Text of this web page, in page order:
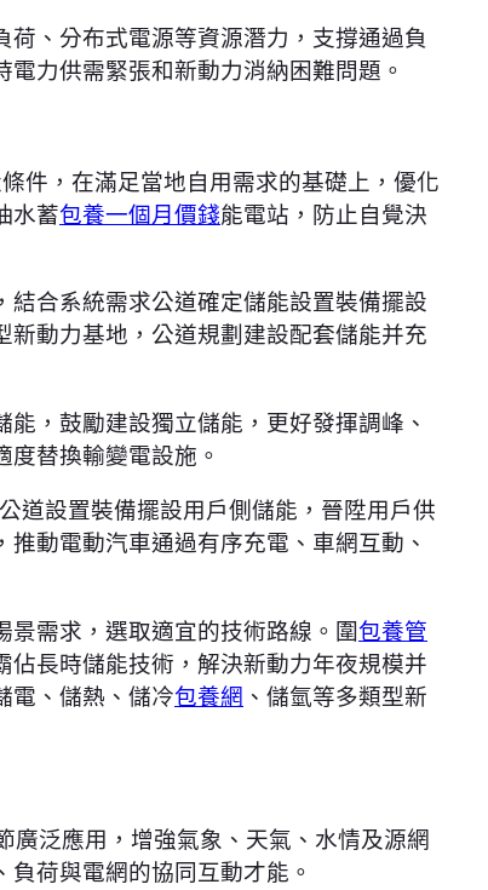
荷、分布式電源等資源潛力，支撐通過負
力供需緊張和新動力消納困難問題。
件，在滿足當地自用需求的基礎上，優化
水蓄包養一個月價錢能電站，防止自覺決
結合系統需求公道確定儲能設置裝備擺設
動力基地，公道規劃建設配套儲能并充
，鼓勵建設獨立儲能，更好發揮調峰、
替換輸變電設施。
道設置裝備擺設用戶側儲能，晉陞用戶供
推動電動汽車通過有序充電、車網互動、
景需求，選取適宜的技術路線。圍包養管
佔長時儲能技術，解決新動力年夜規模并
電、儲熱、儲冷包養網 、儲氫等多類型新
廣泛應用，增強氣象、天氣、水情及源網
荷與電網的協同互動才能。